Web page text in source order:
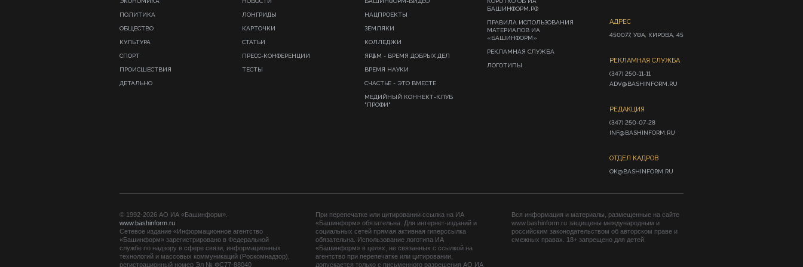
ПОЛИТИКА
ОБЩЕСТВО
КУЛЬТУРА
СПОРТ
ПРОИСШЕСТВИЯ
ДЕТАЛЬНО
ЛОНГРИДЫ
КАРТОЧКИ
СТАТЬИ
ПРЕСС-КОНФЕРЕНЦИИ
ТЕСТЫ
НАЦПРОЕКТЫ
ЗЕМЛЯКИ
КОЛЛЕДЖИ
ЯРҘАМ - ВРЕМЯ ДОБРЫХ ДЕЛ
ВРЕМЯ НАУКИ
СЧАСТЬЕ - ЭТО ВМЕСТЕ
МЕДИЙНЫЙ КОННЕКТ-КЛУБ
"ПРОФИ"
БАШИНФОРМ.РФ
ПРАВИЛА ИСПОЛЬЗОВАНИЯ
МАТЕРИАЛОВ ИА
«БАШИНФОРМ»
РЕКЛАМНАЯ СЛУЖБА
ЛОГОТИПЫ
АДРЕС
450077, УФА, КИРОВА, 45
РЕКЛАМНАЯ СЛУЖБА
(347) 250-11-11
ADV@BASHINFORM.RU
РЕДАКЦИЯ
(347) 250-07-28
INF@BASHINFORM.RU
ОТДЕЛ КАДРОВ
OK@BASHINFORM.RU
© 1992-2026 АО ИА «Башинформ».
www.bashinform.ru
Сетевое издание «Информационное агентство
«Башинформ» зарегистрировано в Федеральной
службе по надзору в сфере связи, информационных
технологий и массовых коммуникаций (Роскомнадзор),
регистрационный номер Эл № ФС77-88040
При перепечатке или цитировании ссылка на ИА
«Башинформ» обязательна. Для интернет-изданий и
социальных сетей прямая активная гиперссылка
обязательна. Использование логотипа ИА
«Башинформ» в целях, не связанных с ссылкой на
агентство при перепечатке или цитировании,
допускается только с письменного разрешения АО ИА
Вся информация и материалы, размещенные на сайте
www.bashinform.ru защищены международным и
российским законодательством об авторском праве и
смежных правах. 18+ запрещено для детей.